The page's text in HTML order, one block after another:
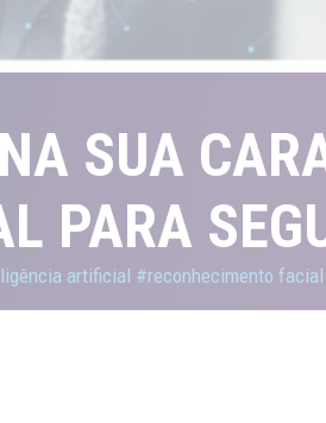
SUA
PARA
artificial #reconhecimento facial